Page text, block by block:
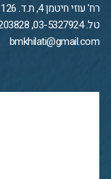
רח' עוזי חיטמן 4, ת.ד. 126 גבעת שמואל
טל. 03-5327924, 052-7203828
bmkhilati@gmail.com